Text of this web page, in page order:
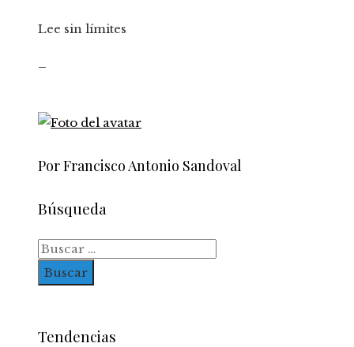
Lee sin límites
Por Francisco Antonio Sandoval
Búsqueda
Buscar:
Tendencias